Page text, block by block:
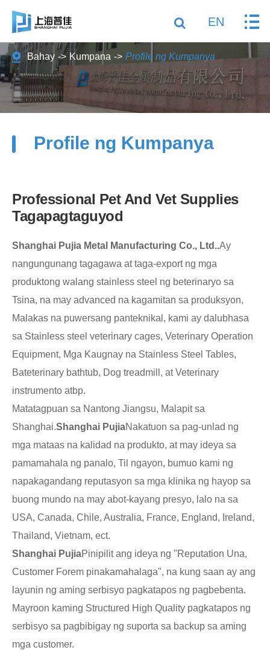
EN
Bahay Kumpana Profile ng Kumpanya
Profile ng Kumpanya
Professional Pet And Vet Supplies
Tagapagtaguyod
Shanghai Pujia Metal Manufacturing Co., Ltd..Ay
nangungunang tagagawa at taga-export ng mga
produktong walang stainless steel ng beterinaryo sa
Tsina, na may advanced na kagamitan sa produksyon,
Malakas na puwersang panteknikal, kami ay dalubhasa
sa Stainless steel veterinary cages, Veterinary Operation
Equipment, Mga Kaugnay na Stainless Steel Tables,
Bateterinary bathtub, Dog treadmill, at Veterinary
instrumento atbp.
Matatagpuan sa Nantong Jiangsu, Malapit sa
Shanghai.Shanghai PujiaNakatuon sa pag-unlad ng
mga mataas na kalidad na produkto, at may ideya sa
pamamahala ng panalo, Til ngayon, bumuo kami ng
napakagandang reputasyon sa mga klinika ng hayop sa
buong mundo na may abot-kayang presyo, lalo na sa
USA, Canada, Chile, Australia, France, England, Ireland,
Thailand, Vietnam, ect.
Shanghai PujiaPinipilit ang ideya ng "Reputation Una,
Customer Forem pinakamahalaga", na kung saan ay ang
layunin ng aming serbisyo pagkatapos ng pagbebenta.
Mayroon kaming Structured High Quality pagkatapos ng
serbisyo sa pagbibigay ng suporta sa backup sa aming
mga customer.